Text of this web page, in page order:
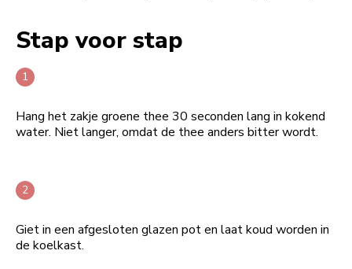
Stap voor stap
Hang het zakje groene thee 30 seconden lang in kokend
water. Niet langer, omdat de thee anders bitter wordt.
Giet in een afgesloten glazen pot en laat koud worden in
de koelkast.